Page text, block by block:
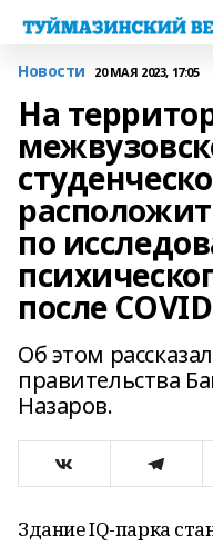
Новости 20 МАЯ 2023, 17:05
На
по
после
Об этом
правительства
Назаров.
Здание IQ-парка